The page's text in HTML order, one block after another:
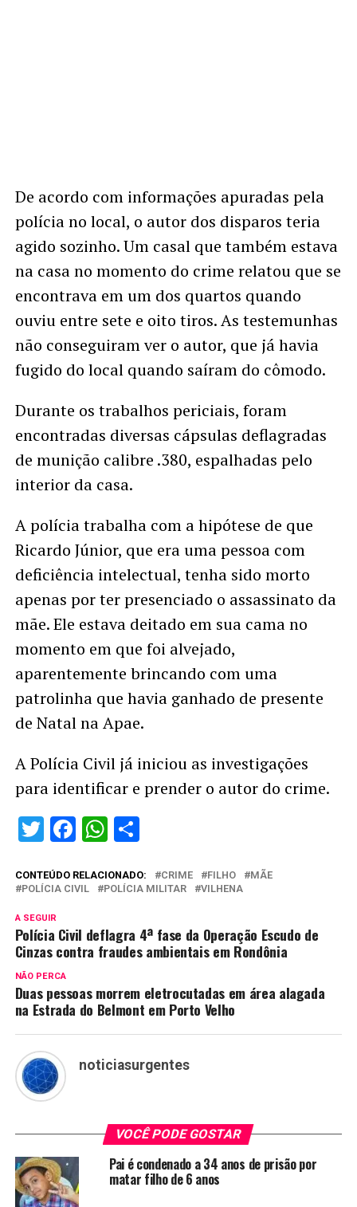
De acordo com informações apuradas pela
polícia no local, o autor dos disparos teria
agido sozinho. Um casal que também estava
na casa no momento do crime relatou que se
encontrava em um dos quartos quando
ouviu entre sete e oito tiros. As testemunhas
não conseguiram ver o autor, que já havia
fugido do local quando saíram do cômodo.
Durante os trabalhos periciais, foram
encontradas diversas cápsulas deflagradas
de munição calibre .380, espalhadas pelo
interior da casa.
A polícia trabalha com a hipótese de que
Ricardo Júnior, que era uma pessoa com
deficiência intelectual, tenha sido morto
apenas por ter presenciado o assassinato da
mãe. Ele estava deitado em sua cama no
momento em que foi alvejado,
aparentemente brincando com uma
patrolinha que havia ganhado de presente
de Natal na Apae.
A Polícia Civil já iniciou as investigações
para identificar e prender o autor do crime.
Twitter
Facebook
WhatsApp
Share
CONTEÚDO RELACIONADO: CRIME FILHO
MÃE
POLÍCIA CIVIL
POLÍCIA MILITAR VILHENA
A SEGUIR
Polícia Civil deflagra 4ª fase da Operação Escudo de
Cinzas contra fraudes ambientais em Rondônia
NÃO PERCA
Duas pessoas morrem eletrocutadas em área alagada
na Estrada do Belmont em Porto Velho
noticiasurgentes
VOCÊ PODE GOSTAR
Pai é condenado a 34 anos de prisão por
matar filho de 6 anos